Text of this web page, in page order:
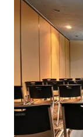
annonce pour
Espace pour
l'hospitalité du